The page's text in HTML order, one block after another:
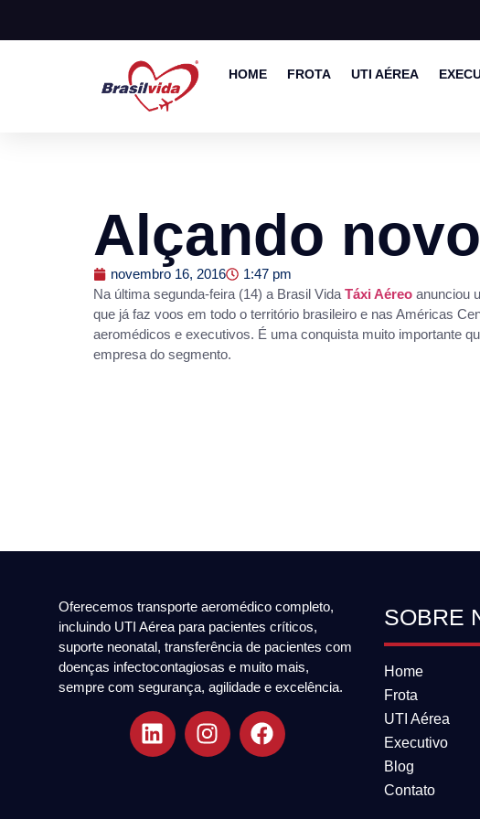
HOME FROTA UTI AÉREA
Alçando
novembro 16, 2016
1:47 pm
Na última segunda-feira (14) a Brasil Vida Táxi Aéreo anunciou
que já faz voos em todo o território brasileiro e nas Américas
aeromédicos e executivos. É uma conquista muito importante
empresa do segmento.
Oferecemos transporte aeromédico completo,
incluindo UTI Aérea para pacientes críticos,
suporte neonatal, transferência de pacientes com
doenças infectocontagiosas e muito mais,
sempre com segurança, agilidade e excelência.
SOBRE
Home
Frota
UTI Aérea
Executivo
Blog
Contato